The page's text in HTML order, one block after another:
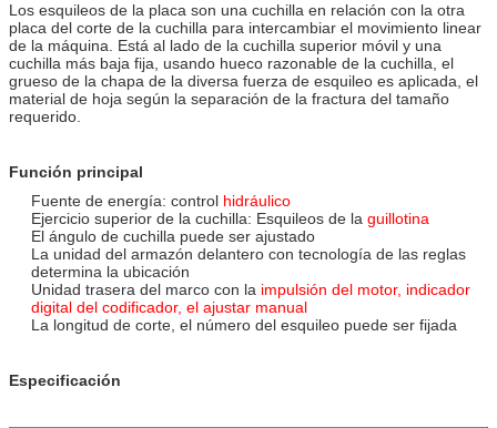
Los esquileos de la placa son una cuchilla en relación con la otra
placa del corte de la cuchilla para intercambiar el movimiento linear
de la máquina. Está al lado de la cuchilla superior móvil y una
cuchilla más baja fija, usando hueco razonable de la cuchilla, el
grueso de la chapa de la diversa fuerza de esquileo es aplicada, el
material de hoja según la separación de la fractura del tamaño
requerido.
Función principal
Fuente de energía: control hidráulico
Ejercicio superior de la cuchilla: Esquileos de la guillotina
El ángulo de cuchilla puede ser ajustado
La unidad del armazón delantero con tecnología de las reglas
determina la ubicación
Unidad trasera del marco con la impulsión del motor, indicador
digital del codificador, el ajustar manual
La longitud de corte, el número del esquileo puede ser fijada
Especificación